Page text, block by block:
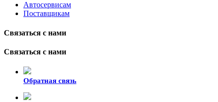
Автосервисам
Поставщикам
Связаться с нами
Связаться с нами
Обратная связь